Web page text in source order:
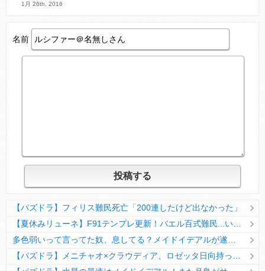
1月 26th, 2016
名前
【パズドラ】フィリス難民死亡「200連したけど出なかった」